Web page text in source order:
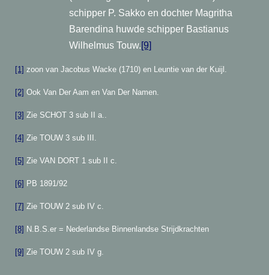
schipper P. Sakko en dochter Magritha
Barendina huwde schipper Bastianus
Wilhelmus Touw.[9]
[1] zoon van Jacobus Wacke (1710) en Leuntie van der Kuijl.
[2] Ook Van Der Aam en Van Der Namen.
[3] Zie SCHOT 3 sub II a..
[4] Zie TOUW 3 sub III.
[5] Zie VAN DORT 1 sub II c.
[6] PB 1891/92
[7] Zie TOUW 2 sub IV c.
[8] N.B.S.er = Nederlandse Binnenlandse Strijdkrachten
[9] Zie TOUW 2 sub IV g.